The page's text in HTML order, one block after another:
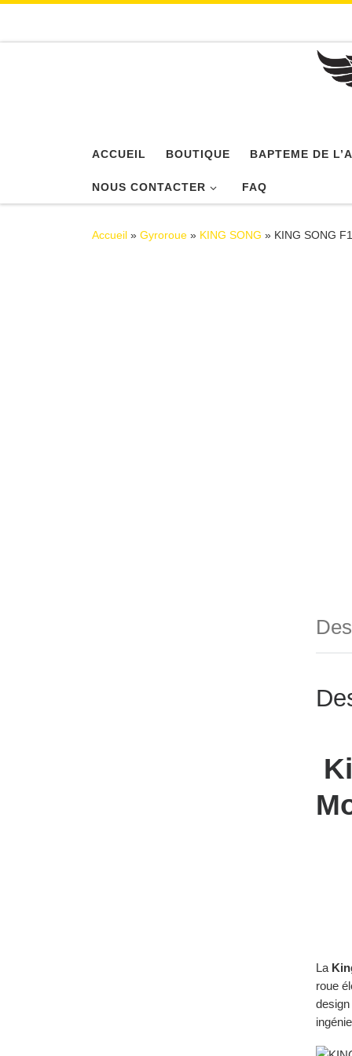
ACCUEIL BOUTIQUE BAPTEME DE
NOUS CONTACTER FAQ
Accueil » Gyroroue » KING SONG » KING SONG
La
roue